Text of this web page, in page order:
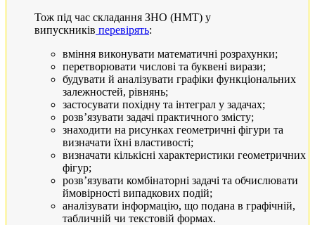
Тож під час складання ЗНО (НМТ) у
випускників перевірять:
вміння виконувати математичні розрахунки;
перетворювати числові та буквені вирази;
будувати й аналізувати графіки функціональних
залежностей, рівнянь;
застосувати похідну та інтеграл у задачах;
розв’язувати задачі практичного змісту;
знаходити на рисунках геометричні фігури та
визначати їхні властивості;
визначати кількісні характеристики геометричних
фігур;
розв’язувати комбінаторні задачі та обчислювати
ймовірності випадкових подій;
аналізувати інформацію, що подана в графічній,
табличній чи текстовій формах.